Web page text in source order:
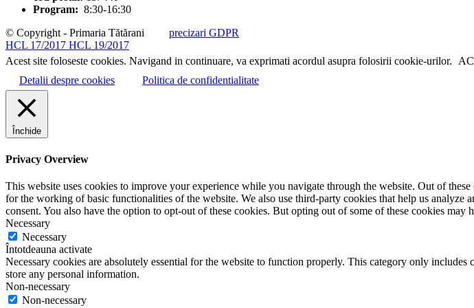
Program: 8:30-16:30
© Copyright - Primaria Tătărani precizari GDPR
HCL 17/2017 HCL 19/2017
Acest site foloseste cookies. Navigand in continuare, va exprimati acordul asupra folosirii cookie-urilor.
Detalii despre cookies
Politica de confidentialitate
Închide
Privacy Overview
This website uses cookies to improve your experience while you navigate through the website. Out of
for the working of basic functionalities of the website. We also use third-party cookies that help us
consent. You also have the option to opt-out of these cookies. But opting out of some of these cookies may
Necessary
Necessary
Întotdeauna activate
Necessary cookies are absolutely essential for the website to function properly. This category only
store any personal information.
Non-necessary
Non-necessary